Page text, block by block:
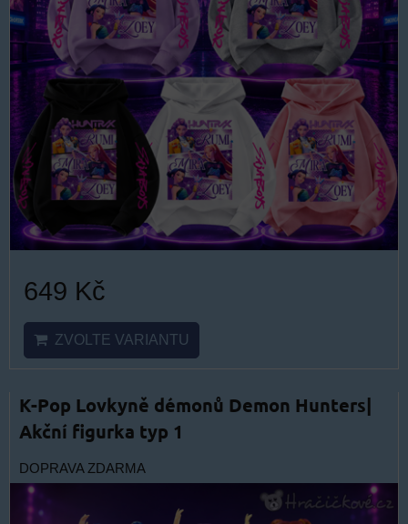
649 Kč
ZVOLTE VARIANTU
K-Pop Lovkyně démonů Demon Hunters|
Akční figurka typ 1
DOPRAVA ZDARMA